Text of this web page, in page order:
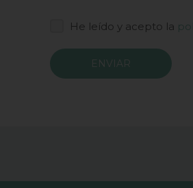
He leído y acepto la